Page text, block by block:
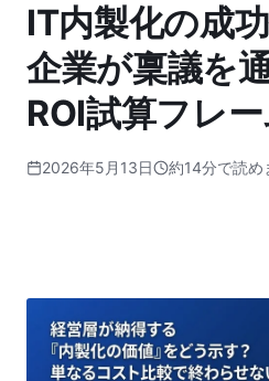
IT内製化の成
企業が稟議を
ROI試算フレ
2026年5月13日 約14分で読め